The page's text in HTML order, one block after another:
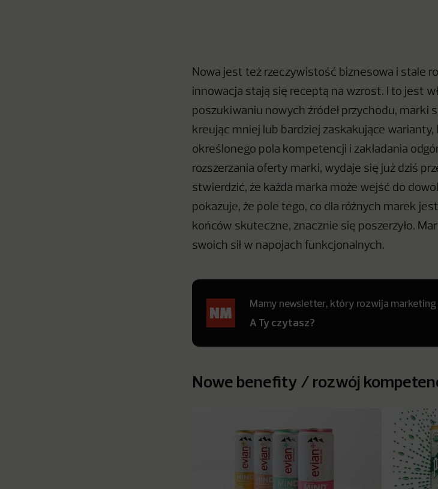
Nowa jest też rzeczywistość biznesowa i stale
innowacja stają się receptą na wzrost. I to jest
poszukiwaniu nowych źródeł przychodu, marki
kreując mniej lub bardziej zaskakujące
określonego pola kompetencji i zakładania
rozszerzania oferty marki, wydaje się już dziś
stwierdzić, że każda marka może wejść do
pokazuje, że pole tego, co dla różnych marek
końców skuteczne, znacznie się poszerzyło.
swoich sił w napojach funkcjonalnych.
Mamy newsletter, który rozwija marketing
A Ty czytasz?
Nowe benefity / rozwój